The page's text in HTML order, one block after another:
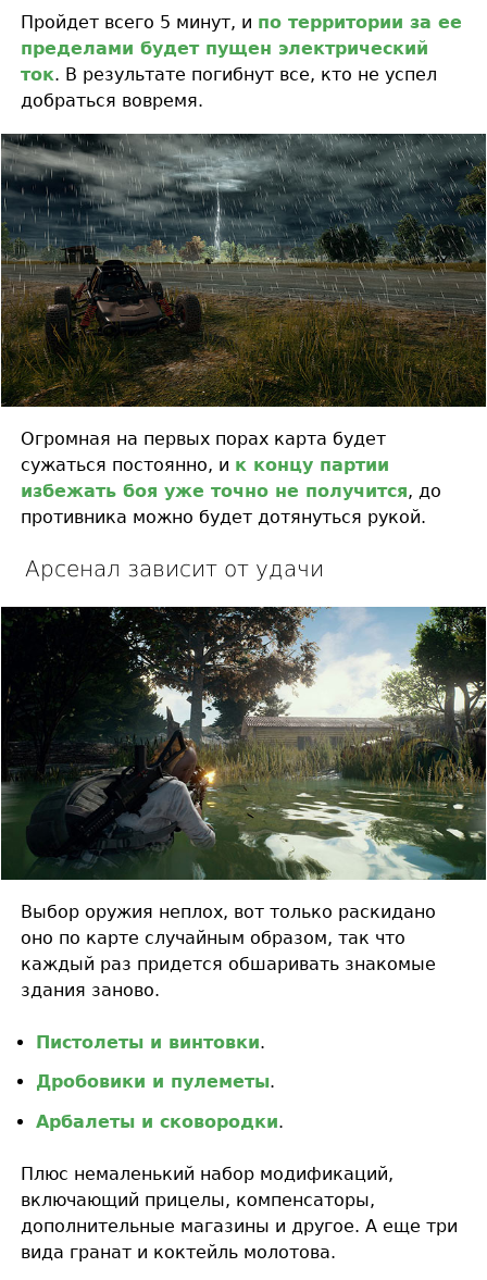
Пройдет всего 5 минут, и по территории за ее
пределами будет пущен электрический
ток. В результате погибнут все, кто не успел
добраться вовремя.
Огромная на первых порах карта будет
сужаться постоянно, и к концу партии
избежать боя уже точно не получится, до
противника можно будет дотянуться рукой.
Арсенал зависит от удачи
Выбор оружия неплох, вот только раскидано
оно по карте случайным образом, так что
каждый раз придется обшаривать знакомые
здания заново.
Пистолеты и винтовки.
Дробовики и пулеметы.
Арбалеты и сковородки.
Плюс немаленький набор модификаций,
включающий прицелы, компенсаторы,
дополнительные магазины и другое. А еще три
вида гранат и коктейль молотова.